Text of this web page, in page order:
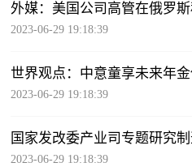
外媒：美国公司高管在俄罗
2023-06-29 19:18:39
世界观点：中意童享未来年
2023-06-29 19:18:39
2023-06-29 19:18:39